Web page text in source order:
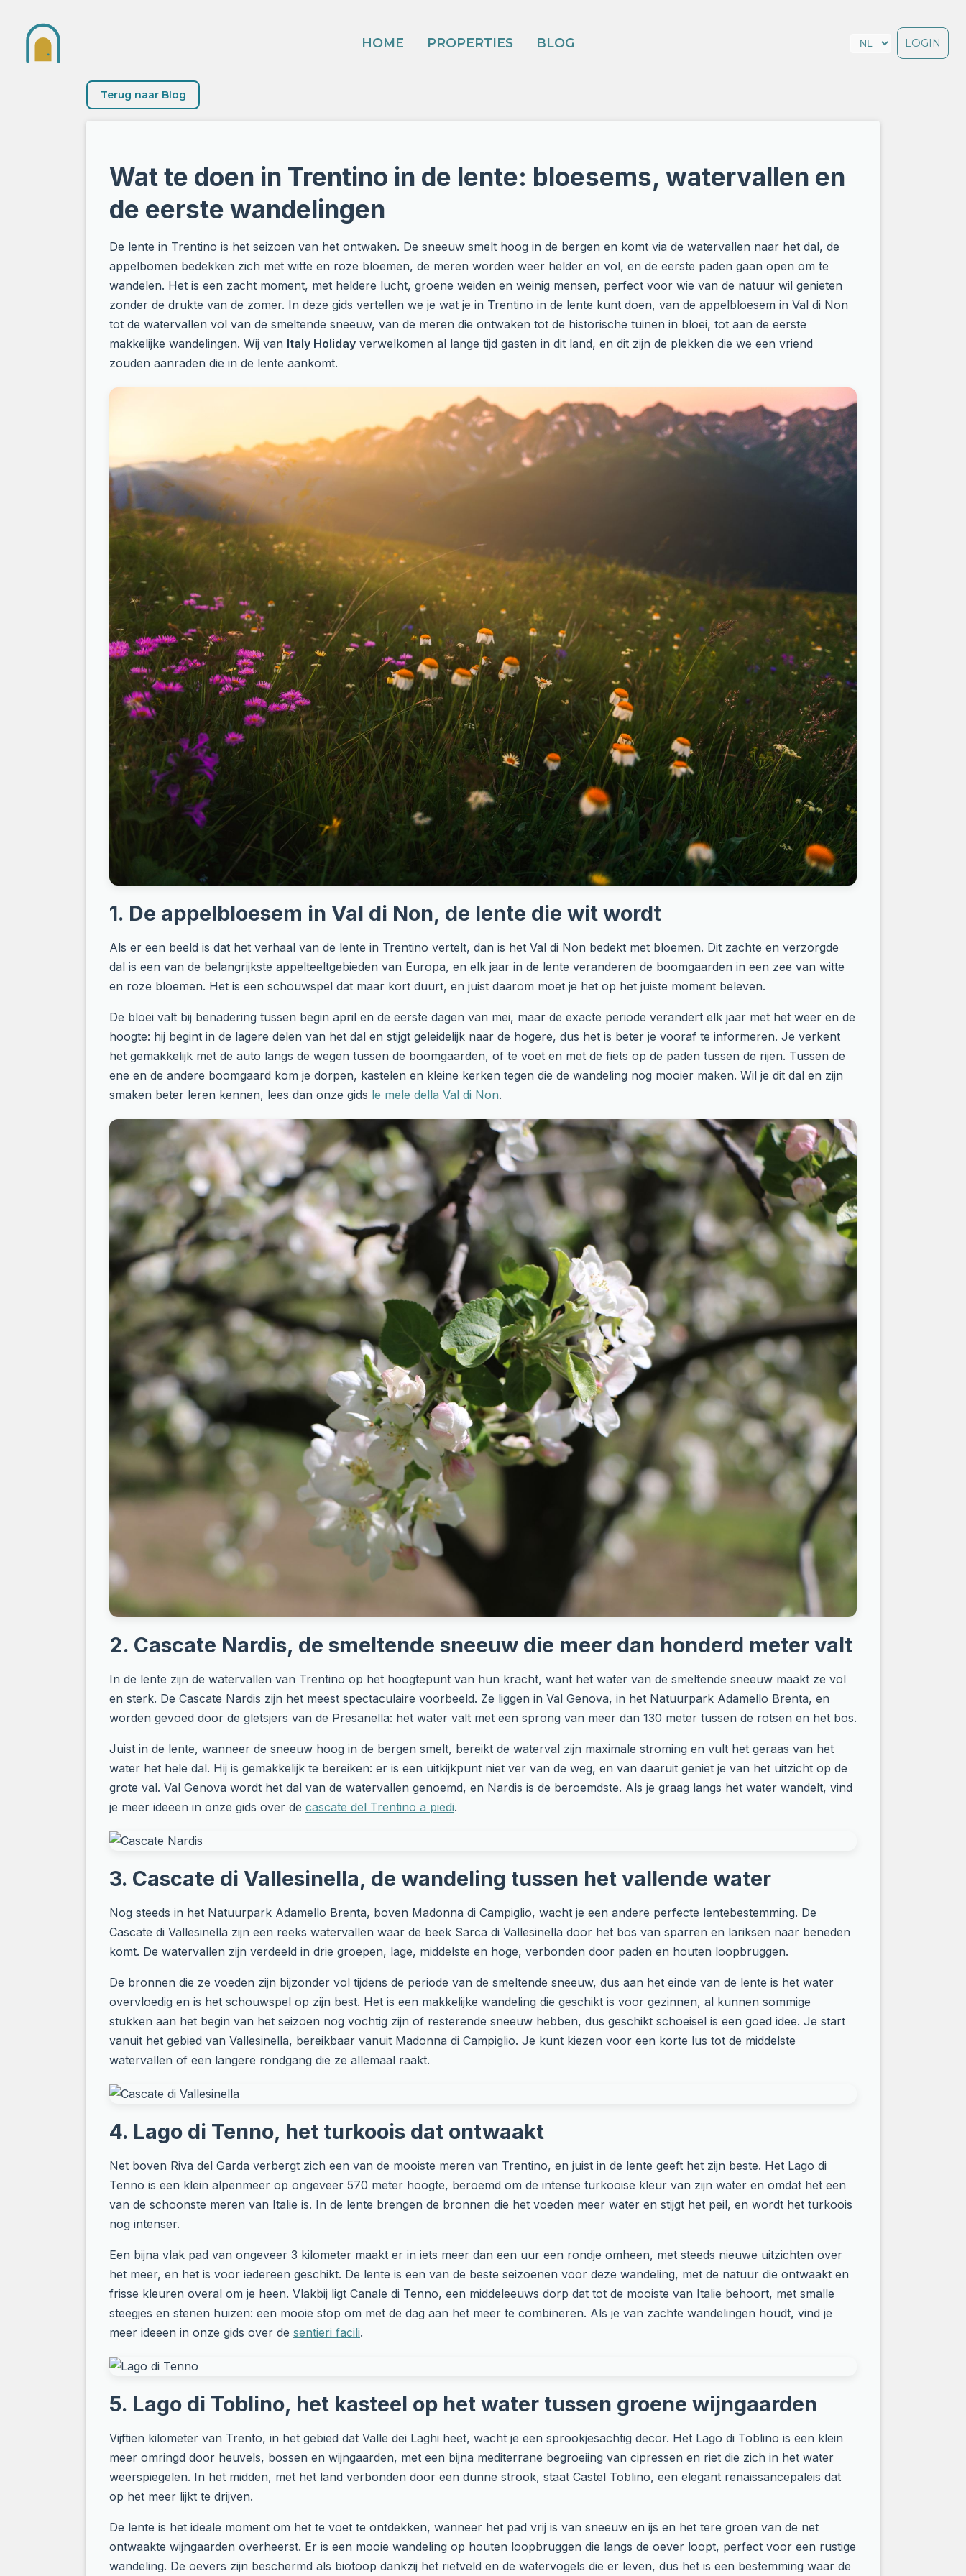
HOME PROPERTIES BLOG LOGIN
Terug naar Blog
Wat te doen in Trentino in de lente: bloesems, watervallen en
de eerste wandelingen
De lente in Trentino is het seizoen van het ontwaken. De sneeuw smelt hoog in de bergen en komt via de watervallen naar het dal, de
appelbomen bedekken zich met witte en roze bloemen, de meren worden weer helder en vol, en de eerste paden gaan open om te
wandelen. Het is een zacht moment, met heldere lucht, groene weiden en weinig mensen, perfect voor wie van de natuur wil genieten
zonder de drukte van de zomer. In deze gids vertellen we je wat je in Trentino in de lente kunt doen, van de appelbloesem in Val di Non
tot de watervallen vol van de smeltende sneeuw, van de meren die ontwaken tot de historische tuinen in bloei, tot aan de eerste
makkelijke wandelingen. Wij van Italy Holiday verwelkomen al lange tijd gasten in dit land, en dit zijn de plekken die we een vriend
zouden aanraden die in de lente aankomt.
1. De appelbloesem in Val di Non, de lente die wit wordt
Als er een beeld is dat het verhaal van de lente in Trentino vertelt, dan is het Val di Non bedekt met bloemen. Dit zachte en verzorgde
dal is een van de belangrijkste appelteeltgebieden van Europa, en elk jaar in de lente veranderen de boomgaarden in een zee van witte
en roze bloemen. Het is een schouwspel dat maar kort duurt, en juist daarom moet je het op het juiste moment beleven.
De bloei valt bij benadering tussen begin april en de eerste dagen van mei, maar de exacte periode verandert elk jaar met het weer en de
hoogte: hij begint in de lagere delen van het dal en stijgt geleidelijk naar de hogere, dus het is beter je vooraf te informeren. Je verkent
het gemakkelijk met de auto langs de wegen tussen de boomgaarden, of te voet en met de fiets op de paden tussen de rijen. Tussen de
ene en de andere boomgaard kom je dorpen, kastelen en kleine kerken tegen die de wandeling nog mooier maken. Wil je dit dal en zijn
smaken beter leren kennen, lees dan onze gids le mele della Val di Non.
2. Cascate Nardis, de smeltende sneeuw die meer dan honderd meter valt
In de lente zijn de watervallen van Trentino op het hoogtepunt van hun kracht, want het water van de smeltende sneeuw maakt ze vol
en sterk. De Cascate Nardis zijn het meest spectaculaire voorbeeld. Ze liggen in Val Genova, in het Natuurpark Adamello Brenta, en
worden gevoed door de gletsjers van de Presanella: het water valt met een sprong van meer dan 130 meter tussen de rotsen en het bos.
Juist in de lente, wanneer de sneeuw hoog in de bergen smelt, bereikt de waterval zijn maximale stroming en vult het geraas van het
water het hele dal. Hij is gemakkelijk te bereiken: er is een uitkijkpunt niet ver van de weg, en van daaruit geniet je van het uitzicht op de
grote val. Val Genova wordt het dal van de watervallen genoemd, en Nardis is de beroemdste. Als je graag langs het water wandelt, vind
je meer ideeen in onze gids over de cascate del Trentino a piedi.
3. Cascate di Vallesinella, de wandeling tussen het vallende water
Nog steeds in het Natuurpark Adamello Brenta, boven Madonna di Campiglio, wacht je een andere perfecte lentebestemming. De
Cascate di Vallesinella zijn een reeks watervallen waar de beek Sarca di Vallesinella door het bos van sparren en lariksen naar beneden
komt. De watervallen zijn verdeeld in drie groepen, lage, middelste en hoge, verbonden door paden en houten loopbruggen.
De bronnen die ze voeden zijn bijzonder vol tijdens de periode van de smeltende sneeuw, dus aan het einde van de lente is het water
overvloedig en is het schouwspel op zijn best. Het is een makkelijke wandeling die geschikt is voor gezinnen, al kunnen sommige
stukken aan het begin van het seizoen nog vochtig zijn of resterende sneeuw hebben, dus geschikt schoeisel is een goed idee. Je start
vanuit het gebied van Vallesinella, bereikbaar vanuit Madonna di Campiglio. Je kunt kiezen voor een korte lus tot de middelste
watervallen of een langere rondgang die ze allemaal raakt.
4. Lago di Tenno, het turkoois dat ontwaakt
Net boven Riva del Garda verbergt zich een van de mooiste meren van Trentino, en juist in de lente geeft het zijn beste. Het Lago di
Tenno is een klein alpenmeer op ongeveer 570 meter hoogte, beroemd om de intense turkooise kleur van zijn water en omdat het een
van de schoonste meren van Italie is. In de lente brengen de bronnen die het voeden meer water en stijgt het peil, en wordt het turkoois
nog intenser.
Een bijna vlak pad van ongeveer 3 kilometer maakt er in iets meer dan een uur een rondje omheen, met steeds nieuwe uitzichten over
het meer, en het is voor iedereen geschikt. De lente is een van de beste seizoenen voor deze wandeling, met de natuur die ontwaakt en
frisse kleuren overal om je heen. Vlakbij ligt Canale di Tenno, een middeleeuws dorp dat tot de mooiste van Italie behoort, met smalle
steegjes en stenen huizen: een mooie stop om met de dag aan het meer te combineren. Als je van zachte wandelingen houdt, vind je
meer ideeen in onze gids over de sentieri facili.
5. Lago di Toblino, het kasteel op het water tussen groene wijngaarden
Vijftien kilometer van Trento, in het gebied dat Valle dei Laghi heet, wacht je een sprookjesachtig decor. Het Lago di Toblino is een klein
meer omringd door heuvels, bossen en wijngaarden, met een bijna mediterrane begroeiing van cipressen en riet die zich in het water
weerspiegelen. In het midden, met het land verbonden door een dunne strook, staat Castel Toblino, een elegant renaissancepaleis dat
op het meer lijkt te drijven.
De lente is het ideale moment om het te voet te ontdekken, wanneer het pad vrij is van sneeuw en ijs en het tere groen van de net
ontwaakte wijngaarden overheerst. Er is een mooie wandeling op houten loopbruggen die langs de oever loopt, perfect voor een rustige
wandeling. De oevers zijn beschermd als biotoop dankzij het rietveld en de watervogels die er leven, dus het is een bestemming waar de